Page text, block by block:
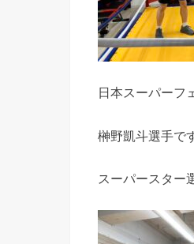
日本スーパーフ
榊野凱斗選手で
スーパースター